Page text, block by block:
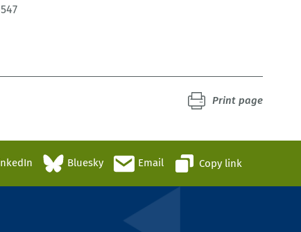
Print page
Bluesky Email Copy link